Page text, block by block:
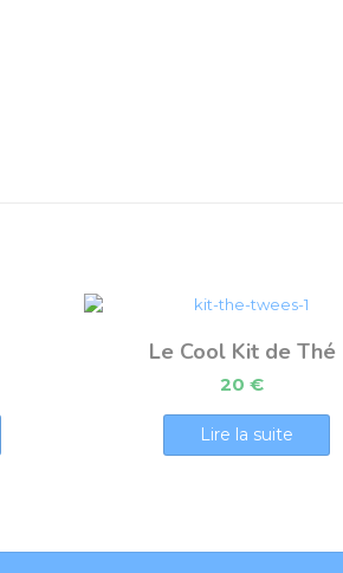
Le Cool Kit de Thé
20€
Lire la suite